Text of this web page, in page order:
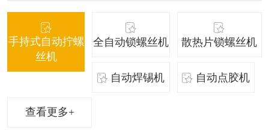
手持式自动拧螺
丝机
全自动锁螺丝机 散热片锁螺丝机
自动焊锡机 自动点胶机
查看更多+